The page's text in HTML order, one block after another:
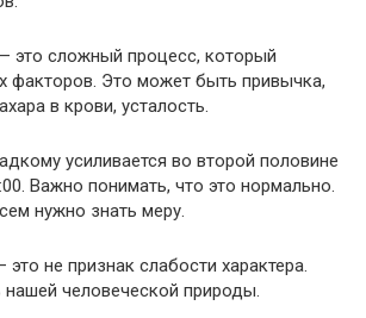
это сложный процесс, который
факторов. Это может быть привычка,
в крови, усталость.
усиливается во второй половине
Важно понимать, что это нормально.
нужно знать меру.
это не признак слабости характера.
нашей человеческой природы.